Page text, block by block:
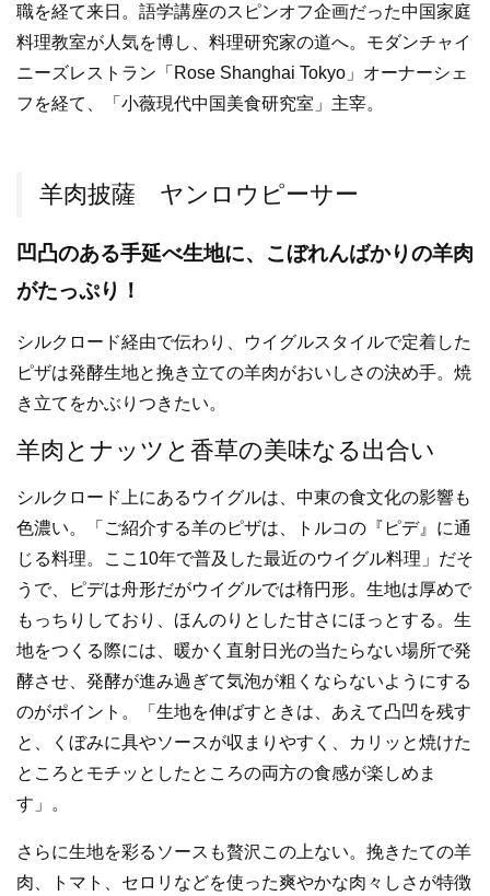
職を経て来日。語学講座のスピンオフ企画だった中国家庭
料理教室が人気を博し、料理研究家の道へ。モダンチャイ
ニーズレストラン「Rose Shanghai Tokyo」オーナーシェ
フを経て、「小薇現代中国美食研究室」主宰。
羊肉披薩 ヤンロウピーサー
凹凸のある手延べ生地に、こぼれんばかりの羊肉
がたっぷり！
シルクロード経由で伝わり、ウイグルスタイルで定着した
ピザは発酵生地と挽き立ての羊肉がおいしさの決め手。焼
き立てをかぶりつきたい。
羊肉とナッツと香草の美味なる出合い
シルクロード上にあるウイグルは、中東の食文化の影響も
色濃い。「ご紹介する羊のピザは、トルコの『ピデ』に通
じる料理。ここ10年で普及した最近のウイグル料理」だそ
うで、ピデは舟形だがウイグルでは楕円形。生地は厚めで
もっちりしており、ほんのりとした甘さにほっとする。生
地をつくる際には、暖かく直射日光の当たらない場所で発
酵させ、発酵が進み過ぎて気泡が粗くならないようにする
のがポイント。「生地を伸ばすときは、あえて凸凹を残す
と、くぼみに具やソースが収まりやすく、カリッと焼けた
ところとモチッとしたところの両方の食感が楽しめま
す」。
さらに生地を彩るソースも贅沢この上ない。挽きたての羊
肉、トマト、セロリなどを使った爽やかな肉々しさが特徴